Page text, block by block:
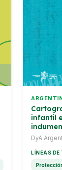
infantil
DyA
LÍNEAS DE